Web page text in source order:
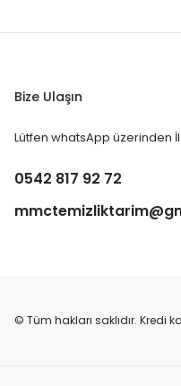
Bize Ulaşın
Lütfen whatsApp üzerinden
0542 817 92 72
© Tüm hakları saklıdır. Kredi